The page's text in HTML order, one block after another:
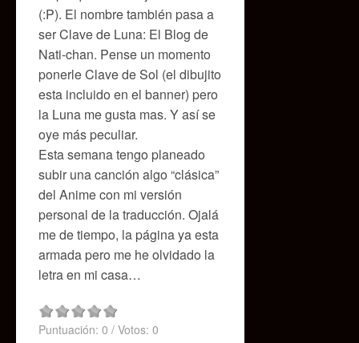
(:P). El nombre también pasa a
ser Clave de Luna: El Blog de
Nati-chan. Pense un momento
ponerle Clave de Sol (el dibujito
esta incluido en el banner) pero
la Luna me gusta mas. Y así se
oye más peculiar.
Esta semana tengo planeado
subir una canción algo “clásica”
del Anime con mi versión
personal de la traducción. Ojalá
me de tiempo, la página ya esta
armada pero me he olvidado la
letra en mi casa…
Puntuación: 0 / Votos: 0